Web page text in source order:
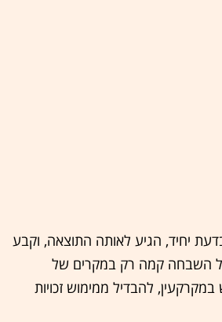
יחיד, הגיע לאותה התוצאה, וקבע
השבחה קמה רק במקרים של
להבדיל ממימוש זכויות